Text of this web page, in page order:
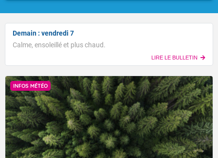
Demain : vendredi 7
Calme, ensoleillé et plus chaud.
LIRE LE BULLETIN
INFOS MÉTÉO